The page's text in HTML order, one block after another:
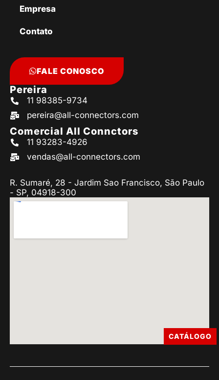
Empresa
Contato
FALE CONOSCO
Pereira
11 98385-9734
pereira@all-connectors.com
Comercial All Connctors
11 93283-4926
vendas@all-connectors.com
R. Sumaré, 28 - Jardim Sao Francisco, São Paulo
- SP, 04918-300
CATÁLOGO